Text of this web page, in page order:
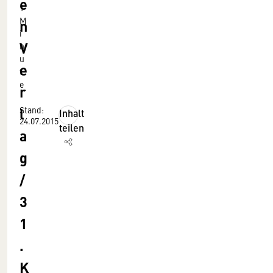
n
V
e
r
l
a
g
/
3
1
.
K
1
M
i
n
u
t
e
Stand:
24.07.2015
Inhalt
teilen